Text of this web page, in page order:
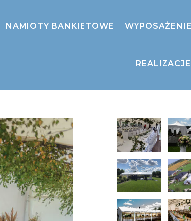
NAMIOTY BANKIETOWE WYPOSAŻENIE
REALIZACJE